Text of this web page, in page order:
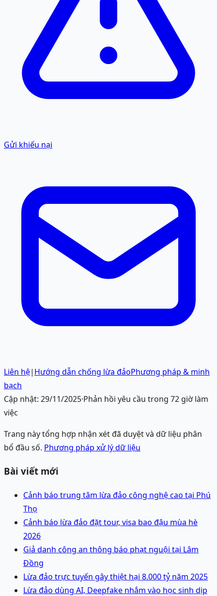
Gửi khiếu nại
Liên hệ| Hướng dẫn chống lừa đảoPhương pháp & minh
bạch
Cập nhật: 29/11/2025·Phản hồi yêu cầu trong 72 giờ làm
việc
Trang này tổng hợp nhận xét đã duyệt và dữ liệu phân
bổ đầu số. Phương pháp xử lý dữ liệu
Bài viết mới
Cảnh báo trung tâm lừa đảo công nghệ cao tại Phú
Thọ
Cảnh báo lừa đảo đặt tour, visa bao đậu mùa hè
2026
Giả danh công an thông báo phạt nguội tại Lâm
Đồng
Lừa đảo trực tuyến gây thiệt hại 8.000 tỷ năm 2025
Lừa đảo dùng AI, Deepfake nhắm vào học sinh dịp